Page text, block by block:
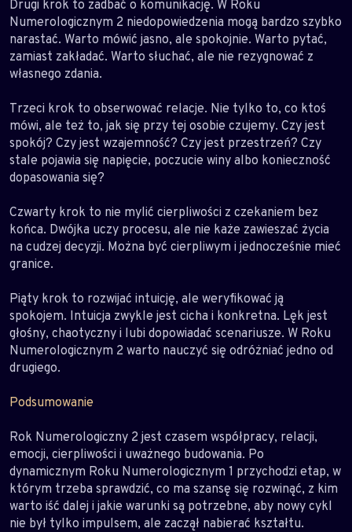
Drugi krok to zadbać o komunikację. W Roku
Numerologicznym 2 niedopowiedzenia mogą bardzo szybko
narastać. Warto mówić jasno, ale spokojnie. Warto pytać,
zamiast zakładać. Warto słuchać, ale nie rezygnować z
własnego zdania.
Trzeci krok to obserwować relacje. Nie tylko to, co ktoś
mówi, ale też to, jak się przy tej osobie czujemy. Czy jest
spokój? Czy jest wzajemność? Czy jest przestrzeń? Czy
stale pojawia się napięcie, poczucie winy albo konieczność
dopasowania się?
Czwarty krok to nie mylić cierpliwości z czekaniem bez
końca. Dwójka uczy procesu, ale nie każe zawieszać życia
na cudzej decyzji. Można być cierpliwym i jednocześnie mieć
granice.
Piąty krok to rozwijać intuicję, ale weryfikować ją
spokojem. Intuicja zwykle jest cicha i konkretna. Lęk jest
głośny, chaotyczny i lubi dopowiadać scenariusze. W Roku
Numerologicznym 2 warto nauczyć się odróżniać jedno od
drugiego.
Podsumowanie
Rok Numerologiczny 2 jest czasem współpracy, relacji,
emocji, cierpliwości i uważnego budowania. Po
dynamicznym Roku Numerologicznym 1 przychodzi etap, w
którym trzeba sprawdzić, co ma szansę się rozwinąć, z kim
warto iść dalej i jakie warunki są potrzebne, aby nowy cykl
nie był tylko impulsem, ale zaczął nabierać kształtu.